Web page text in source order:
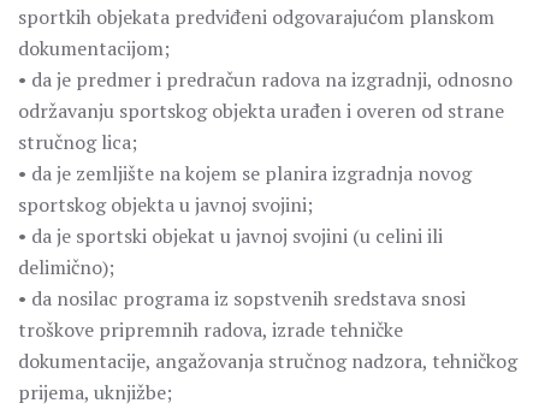
sportkih objekata predviđeni odgovarajućom planskom
dokumentacijom;
• da je predmer i predračun radova na izgradnji, odnosno
održavanju sportskog objekta urađen i overen od strane
stručnog lica;
• da je zemljište na kojem se planira izgradnja novog
sportskog objekta u javnoj svojini;
• da je sportski objekat u javnoj svojini (u celini ili
delimično);
• da nosilac programa iz sopstvenih sredstava snosi
troškove pripremnih radova, izrade tehničke
dokumentacije, angažovanja stručnog nadzora, tehničkog
prijema, uknjižbe;